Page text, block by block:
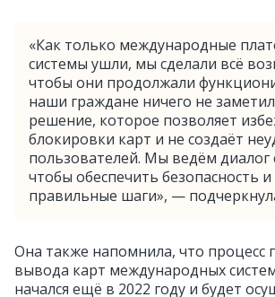
«Как только международные
системы ушли, мы сделали всё
чтобы они продолжали
наши граждане ничего не
решение, которое позволяет
блокировки карт и не создаёт
пользователей. Мы ведём диалог
чтобы обеспечить безопасность
правильные шаги», —
Она также напомнила, что процесс
вывода карт международных
начался ещё в 2022 году и будет